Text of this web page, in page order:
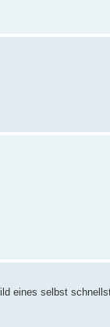
eines selbst